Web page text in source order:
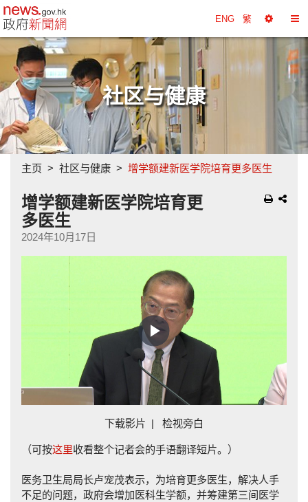
政府新闻网主页 ENG 繁
择
换
目
录
社区与健康
主页 社区与健康 增学额建新医学院培育更多医生
增学额建新医学院培育更
多医生
2024年10月17日
Play
Video
下载影片 | 检视旁白
（可按这里收看整个记者会的手语翻译短片。）
医务卫生局局长卢宠茂表示，为培育更多医生，解决人手
不足的问题，政府会增加医科生学额，并筹建第三间医学